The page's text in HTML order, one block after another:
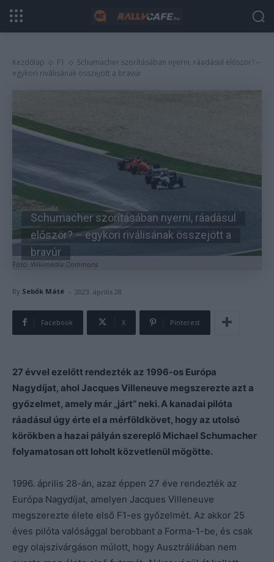
Kezdőlap F1
Schumacher szorításában nyerni, ráadásul először? –
egykori riválisának összejött a bravúr
Fotó: Wikimedia Commons
Schumacher szorításában nyerni, ráadásul
először? – egykori riválisának összejött a
bravúr
By Sebők Máté - 2023. április 28.
Facebook X Pinterest
27 évvel ezelőtt rendezték az 1996-os Európa
Nagydíjat, ahol Jacques Villeneuve megszerezte azt a
győzelmet, amely már „járt” neki. A kanadai pilóta
ráadásul úgy érte el a mérföldkövet, hogy az utolsó
körökben a hazai pályán szereplő Michael Schumacher
folyamatosan ott loholt közvetlenül mögötte.
1996. április 28-án, azaz éppen 27 éve rendezték az
Európa Nagydíjat, amelyen Jacques Villeneuve
megszerezte élete első F1-es győzelmét. Az akkor 25
éves pilóta valósággal berobbant a Forma-1-be, és csak
egy olajszivárgáson múlott, hogy Ausztráliában nem